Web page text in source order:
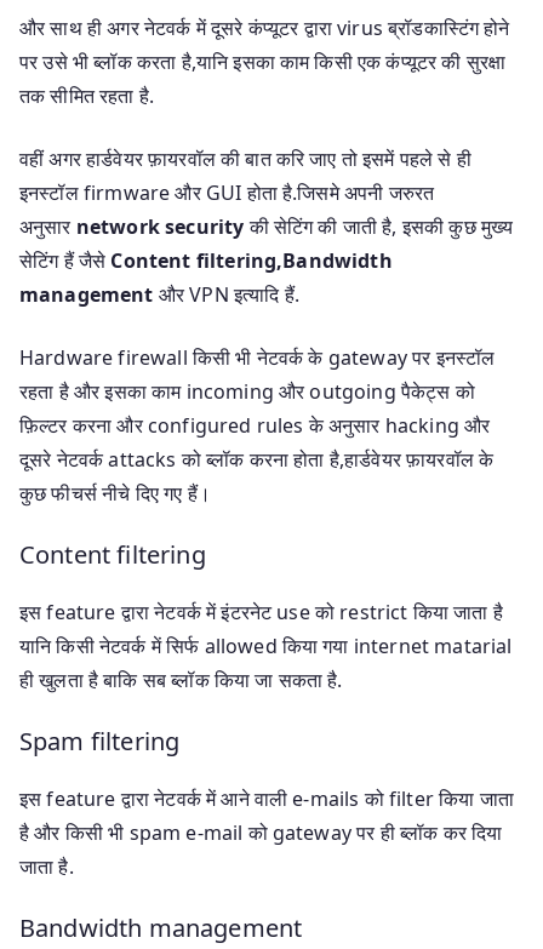
और साथ ही अगर नेटवर्क में दूसरे कंप्यूटर द्वारा virus ब्रॉडकास्टिंग होने
पर उसे भी ब्लॉक करता है,यानि इसका काम किसी एक कंप्यूटर की सुरक्षा
तक सीमित रहता है.
वहीं अगर हार्डवेयर फ़ायरवॉल की बात करि जाए तो इसमें पहले से ही
इनस्टॉल firmware और GUI होता है.जिसमे अपनी जरुरत
अनुसार network securityकी सेटिंग की जाती है, इसकी कुछ मुख्य
सेटिंग हैं जैसे Content filtering,Bandwidth
management और VPN इत्यादि हैं.
Hardware firewall किसी भी नेटवर्क के gateway पर इनस्टॉल
रहता है और इसका काम incoming और outgoing पैकेट्स को
फ़िल्टर करना और configured rules के अनुसार hacking और
दूसरे नेटवर्क attacks को ब्लॉक करना होता है,हार्डवेयर फ़ायरवॉल के
कुछ फीचर्स नीचे दिए गए हैं।
Content filtering
इस feature द्वारा नेटवर्क में इंटरनेट use को restrict किया जाता है
यानि किसी नेटवर्क में सिर्फ allowed किया गया internet matarial
ही खुलता है बाकि सब ब्लॉक किया जा सकता है.
Spam filtering
इस feature द्वारा नेटवर्क में आने वाली e-mails को filter किया जाता
है और किसी भी spam e-mail को gateway पर ही ब्लॉक कर दिया
जाता है.
Bandwidth management